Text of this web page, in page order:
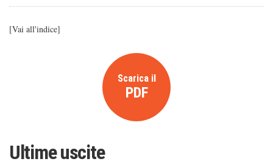
[Vai all'indice]
Scarica il
PDF
Ultime uscite